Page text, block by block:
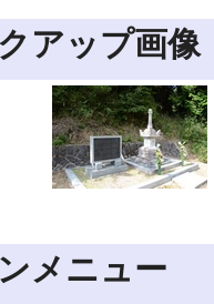
アップ画像
メニュー